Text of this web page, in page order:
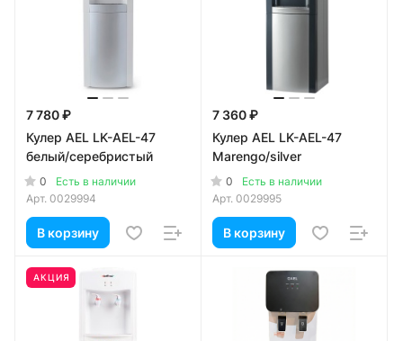
7 780 ₽
Кулер AEL LK-AEL-47
белый/серебристый
0
Есть в наличии
Арт. 0029994
В корзину
7 360 ₽
Кулер AEL LK-AEL-47
Marengo/silver
0
Есть в наличии
Арт. 0029995
В корзину
АКЦИЯ